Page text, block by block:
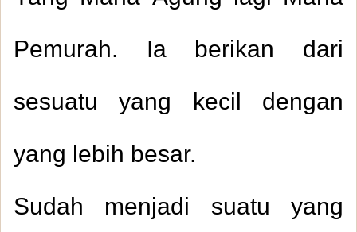
Pemurah. Ia berikan dari
sesuatu yang kecil dengan
yang lebih besar.
Sudah menjadi suatu yang